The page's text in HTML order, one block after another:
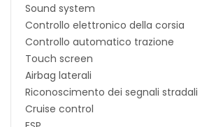
Sound system
Controllo elettronico della corsia
Controllo automatico trazione
Touch screen
Airbag laterali
Riconoscimento dei segnali stradali
Cruise control